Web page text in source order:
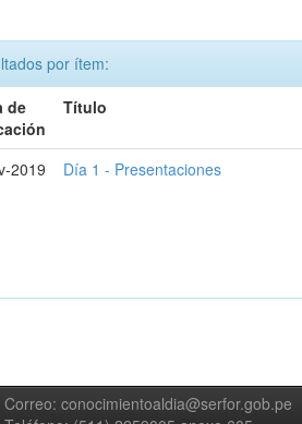
por ítem:
de
Título
2019 Día 1 - Presentaciones
Correo: conocimientoaldia@serfor.gob.pe